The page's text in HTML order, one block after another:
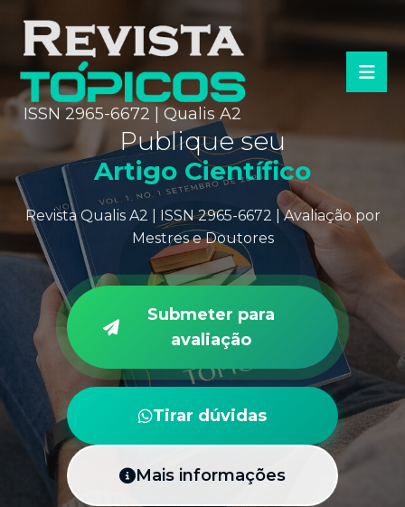
ISSN 2965-6672 | Qualis A2
Publique seu
Artigo Científico
Revista Qualis A2 | ISSN 2965-6672 | Avaliação por
Mestres e Doutores
Submeter para
avaliação
Tirar dúvidas
Mais informações